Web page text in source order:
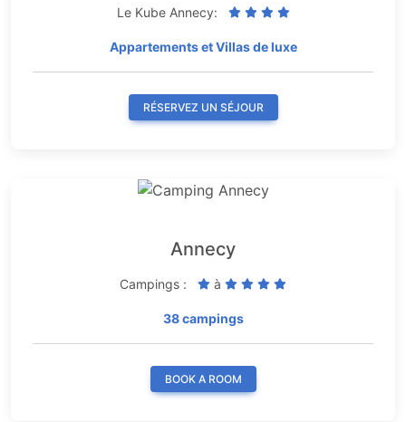
Le Kube Annecy:
Appartements et Villas de luxe
RÉSERVEZ UN SÉJOUR
Annecy
Campings : à
38 campings
BOOK A ROOM